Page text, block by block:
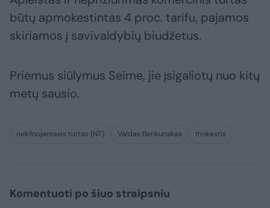
būtų apmokestintas 4 proc. tarifu, pajamos
skiriamos į savivaldybių biudžetus.
Priėmus siūlymus Seime, jie įsigaliotų nuo kitų
metų sausio.
nekilnojamasis turtas (NT) Valdas Benkunskas mokestis
Komentuoti po šiuo straipsniu